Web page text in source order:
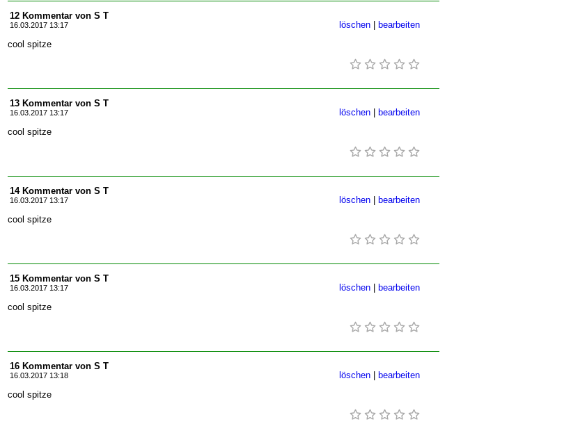
12 Kommentar von S T
16.03.2017 13:17 bearbeiten
löschen
cool spitze
13 Kommentar von S T
16.03.2017 13:17 bearbeiten
löschen
cool spitze
14 Kommentar von S T
16.03.2017 13:17 bearbeiten
löschen
cool spitze
15 Kommentar von S T
16.03.2017 13:17 bearbeiten
löschen
cool spitze
16 Kommentar von S T
16.03.2017 13:18 bearbeiten
löschen
cool spitze